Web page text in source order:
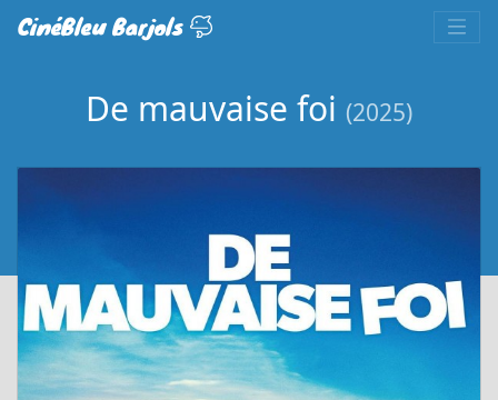
CinéBleu Barjols
De mauvaise foi (2025)